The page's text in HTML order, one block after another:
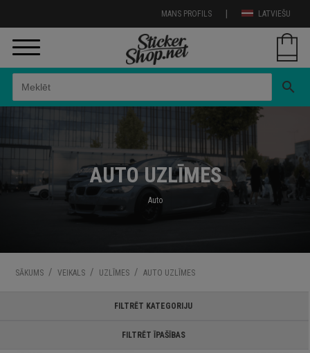
LATVIEŠU
|
MANS PROFILS
search
AUTO UZLĪMES
Auto
SĀKUMS / VEIKALS / UZLĪMES / AUTO UZLĪMES
FILTRĒT KATEGORIJU
FILTRĒT ĪPAŠĪBAS